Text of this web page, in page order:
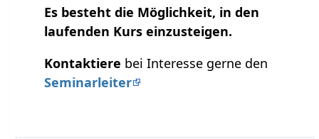
Es besteht die Möglichkeit, in den
laufenden Kurs einzusteigen.
Kontaktiere bei Interesse gerne den
Seminarleiter